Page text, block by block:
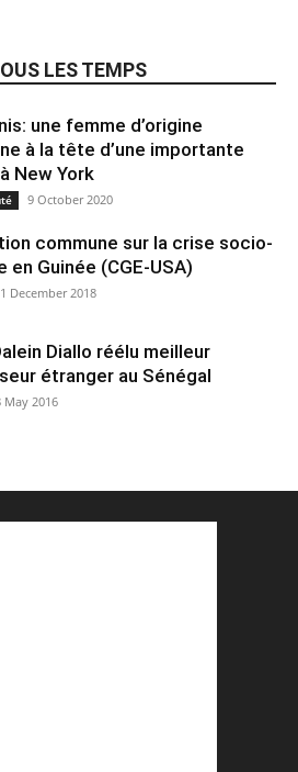
LES TEMPS
une femme d’origine
à la tête d’une importante
New York
9 October 2020
commune sur la crise socio-
en Guinée (CGE-USA)
1 December 2018
Diallo réélu meilleur
étranger au Sénégal
May 2016